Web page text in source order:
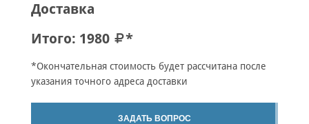
Доставка
Итого: 1980 *
*Окончательная стоимость будет рассчитана после
указания точного адреса доставки
ЗАДАТЬ ВОПРОС